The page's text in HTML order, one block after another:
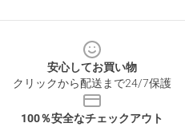
安心してお買い物
クリックから配送まで24/7保護
100％安全なチェックアウト